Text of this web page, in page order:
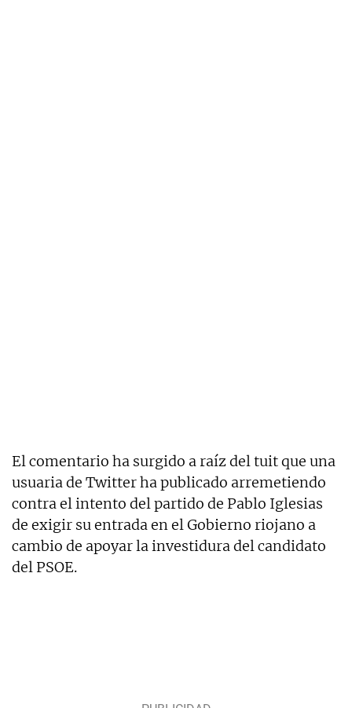
El comentario ha surgido a raíz del tuit que una
usuaria de Twitter ha publicado arremetiendo
contra el intento del partido de Pablo Iglesias
de exigir su entrada en el Gobierno riojano a
cambio de apoyar la investidura del candidato
del PSOE.